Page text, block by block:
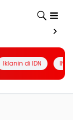
Iklanin di IDN